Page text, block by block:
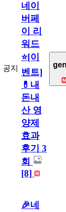
공지
네이
버페
이 리
워드
⭐[이
벤트]
💊내
돈내
산 영
양제
효과
후기 3
회
[8]
🎉네